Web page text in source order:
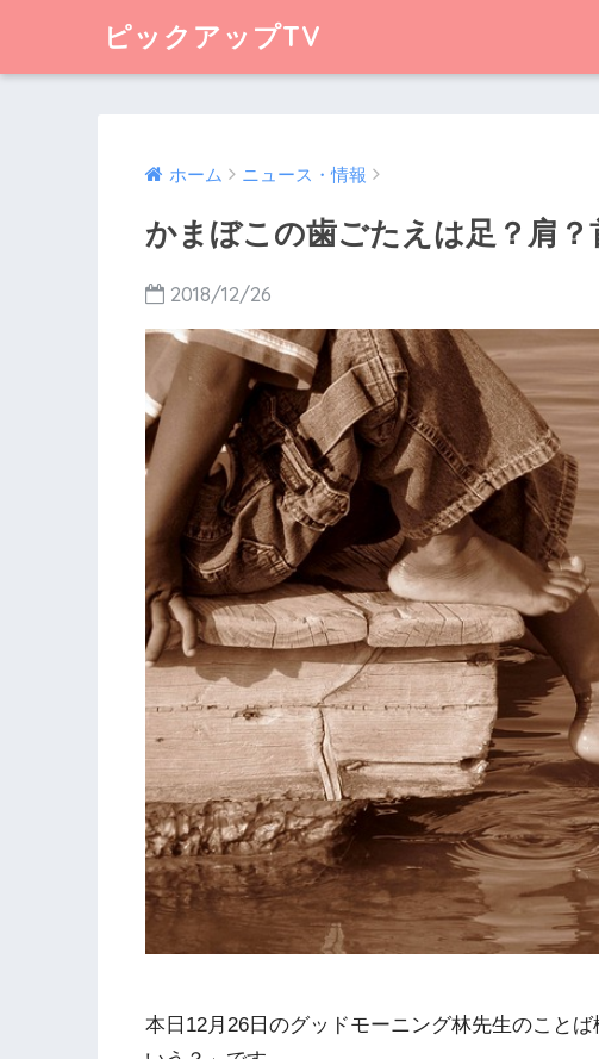
ピックアップTV
ホーム ニュース・情報
かまぼこの歯ごたえは足？肩？
2018/12/26
本日12月26日のグッドモーニング林先生のこと